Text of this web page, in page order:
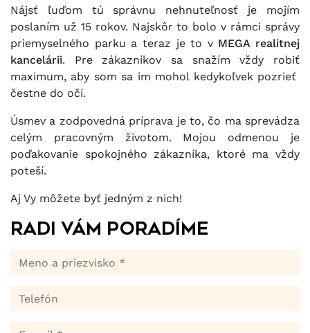
Nájsť ľuďom tú správnu nehnuteľnosť je mojím
poslaním už 15 rokov. Najskôr to bolo v rámci správy
priemyselného parku a teraz je to v MEGA realitnej
kancelárii. Pre zákazníkov sa snažím vždy robiť
maximum, aby som sa im mohol kedykoľvek pozrieť
čestne do očí.
Úsmev a zodpovedná príprava je to, čo ma sprevádza
celým pracovným životom. Mojou odmenou je
poďakovanie spokojného zákazníka, ktoré ma vždy
poteší.
Aj Vy môžete byť jedným z nich!
Radi Vám poradíme